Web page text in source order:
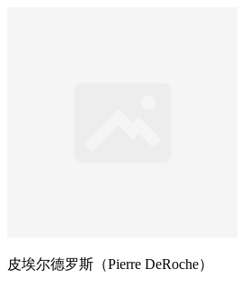
皮埃尔德罗斯（Pierre DeRoche）